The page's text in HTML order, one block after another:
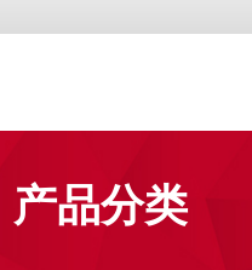
产品分类